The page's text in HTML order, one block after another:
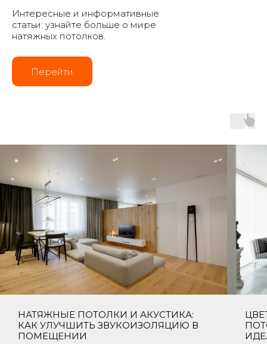
Интересные и информативные
статьи: узнайте больше о мире
натяжных потолков.
Перейти
НАТЯЖНЫЕ ПОТОЛКИ И АКУСТИКА:
КАК УЛУЧШИТЬ ЗВУКОИЗОЛЯЦИЮ В
ПОМЕЩЕНИИ